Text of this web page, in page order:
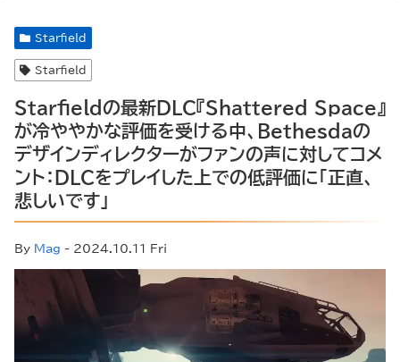
Starfield
Starfield
Starfieldの最新DLC『Shattered Space』
が冷ややかな評価を受ける中、Bethesdaの
デザインディレクターがファンの声に対してコメ
ント：DLCをプレイした上での低評価に「正直、
悲しいです」
By Mag - 2024.10.11 Fri